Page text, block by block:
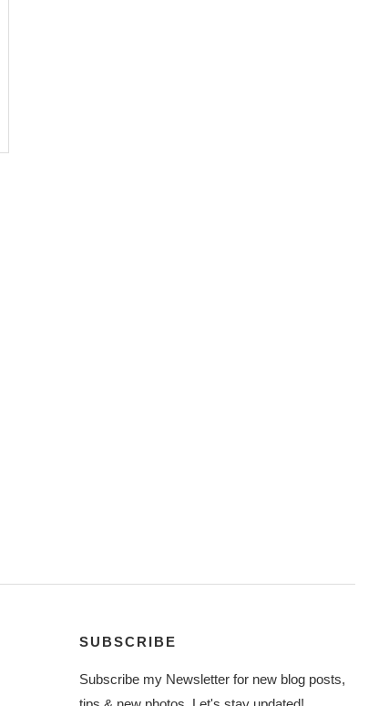
SUBSCRIBE
Subscribe my Newsletter for new blog posts,